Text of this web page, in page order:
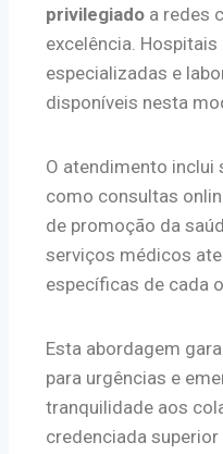
privilegiado a redes
excelência.
especializadas e
disponíveis nesta
O atendimento
como consultas
de promoção da
serviços médicos
específicas de cada
Esta abordagem
para urgências e
tranquilidade aos
credenciada